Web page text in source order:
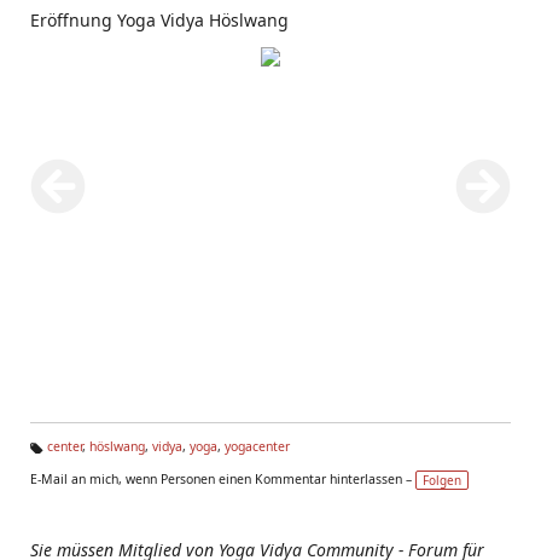
Eröffnung Yoga Vidya Höslwang
g
center, höslwang, vidya, yoga, yogacenter
E-Mail an mich, wenn Personen einen Kommentar hinterlassen –
Folgen
Sie müssen Mitglied von Yoga Vidya Community - Forum für